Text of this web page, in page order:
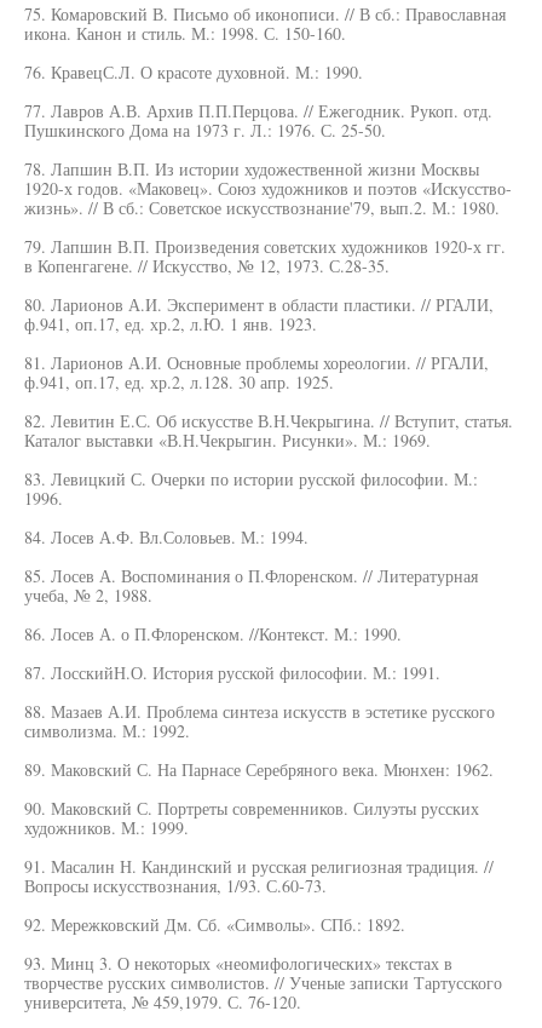
75. Комаровский В. Письмо об иконописи. // В сб.: Православная
икона. Канон и стиль. М.: 1998. С. 150-160.
76. КравецС.Л. О красоте духовной. М.: 1990.
77. Лавров А.В. Архив П.П.Перцова. // Ежегодник. Рукоп. отд.
Пушкинского Дома на 1973 г. Л.: 1976. С. 25-50.
78. Лапшин В.П. Из истории художественной жизни Москвы
1920-х годов. «Маковец». Союз художников и поэтов «Искусство-
жизнь». // В сб.: Советское искусствознание'79, вып.2. М.: 1980.
79. Лапшин В.П. Произведения советских художников 1920-х гг.
в Копенгагене. // Искусство, № 12, 1973. С.28-35.
80. Ларионов А.И. Эксперимент в области пластики. // РГАЛИ,
ф.941, оп.17, ед. хр.2, л.Ю. 1 янв. 1923.
81. Ларионов А.И. Основные проблемы хореологии. // РГАЛИ,
ф.941, оп.17, ед. хр.2, л.128. 30 апр. 1925.
82. Левитин Е.С. Об искусстве В.Н.Чекрыгина. // Вступит, статья.
Каталог выставки «В.Н.Чекрыгин. Рисунки». М.: 1969.
83. Левицкий С. Очерки по истории русской философии. М.:
1996.
84. Лосев А.Ф. Вл.Соловьев. М.: 1994.
85. Лосев А. Воспоминания о П.Флоренском. // Литературная
учеба, № 2, 1988.
86. Лосев А. о П.Флоренском. //Контекст. М.: 1990.
87. ЛосскийН.О. История русской философии. М.: 1991.
88. Мазаев А.И. Проблема синтеза искусств в эстетике русского
символизма. М.: 1992.
89. Маковский С. На Парнасе Серебряного века. Мюнхен: 1962.
90. Маковский С. Портреты современников. Силуэты русских
художников. М.: 1999.
91. Масалин Н. Кандинский и русская религиозная традиция. //
Вопросы искусствознания, 1/93. С.60-73.
92. Мережковский Дм. Сб. «Символы». СПб.: 1892.
93. Минц 3. О некоторых «неомифологических» текстах в
творчестве русских символистов. // Ученые записки Тартусского
университета, № 459,1979. С. 76-120.